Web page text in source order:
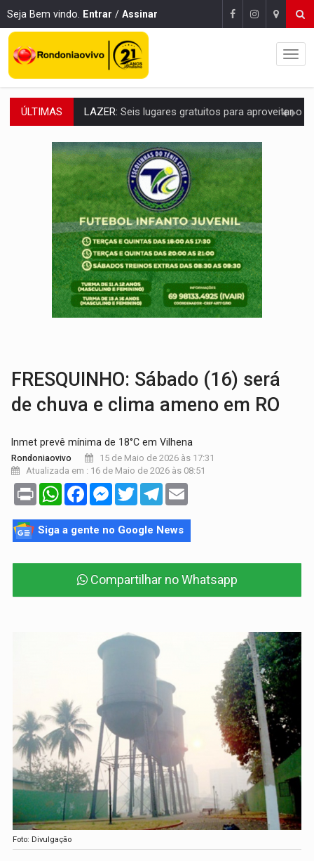
Seja Bem vindo. Entrar / Assinar
ÚLTIMAS VÍDEO:FTICCO e Força Tática prendem membro do CV com arma e drogas
INCLUSÃO:Prefeitura fortalece parceria com a APAE para ampliar ações
DEFESA:Exército testa inovações no combate a drones durante
TEMAS SOCIOAMBIENTAIS:Em Itapuã do Oeste, CINEMAZÔNIA leva cinema
PREVISÃO:Interior de Rondônia terá sábado (8) de calor intenso
INFRAESTRUTURA:Após quase 30 anos de espera, asfalto chega ao
A ILHA:Coreografia de Rondônia estreia na programação do Festival de
ELEIÇÕES 2026:Sgt. Mouza esclarece 'erro de digitação' em declaração de
FRESQUINHO: Sábado (16) será
de chuva e clima ameno em RO
Inmet prevê mínima de 18°C em Vilhena
Rondoniaovivo
15 de Maio de 2026 às 17:31
Atualizada em : 16 de Maio de 2026 às 08:51
Print WhatsAppFacebookMessenger
TwitterTelegram
Siga a gente no Google News
Compartilhar no Whatsapp
Foto: Divulgação